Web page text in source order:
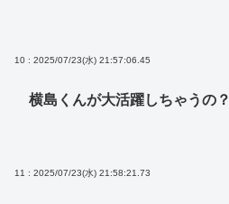
10 : 2025/07/23(水) 21:57:06.45
横島くんが大活躍しちゃうの？
11 : 2025/07/23(水) 21:58:21.73